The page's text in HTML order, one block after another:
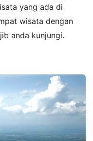
yang ada di
wisata dengan
anda kunjungi.